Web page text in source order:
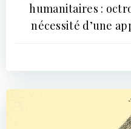
humanitaires :
nécessité d’une